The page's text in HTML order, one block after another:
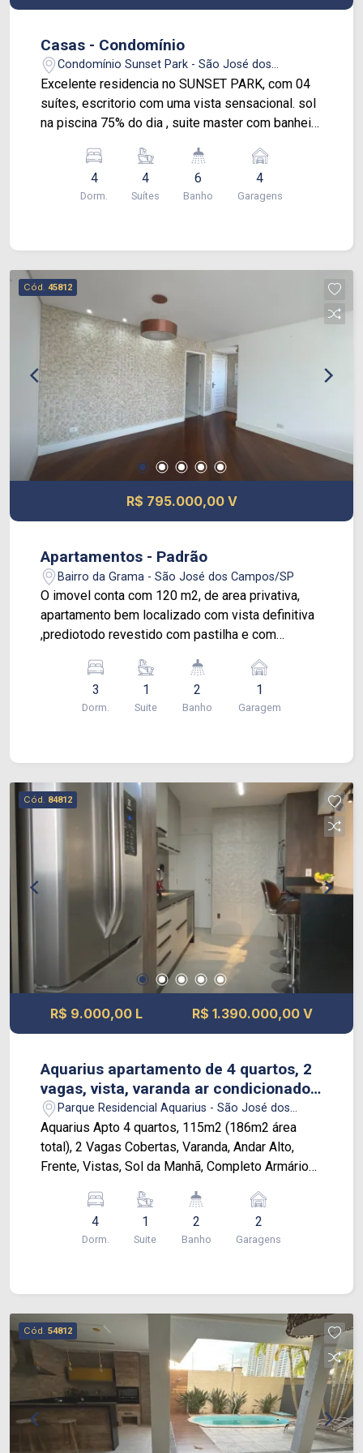
academias, feira livre, escolas e diversos
serviços, facilitando o dia a dia e proporcionando
excelente qualidade de vida. Uma oportunidade
única para quem deseja morar com conforto,
segurança e em uma localização privilegiada.
Casas - Condomínio
Condomínio Sunset Park - São José dos
Campos/SP
Excelente residencia no SUNSET PARK, com 04
suítes, escritorio com uma vista sensacional. sol
na piscina 75% do dia , suite master com banheira
sala com lareira, e roupeiro no corredor dos
quartos. Todos os dormitorios com armarios
embutido.
4
Dorm.
4
Suítes
6
Banho
4
Garagens
Cód. 45812
R$ 795.000,00 V
Apartamentos - Padrão
Bairro da Grama - São José dos Campos/SP
O imovel conta com 120 m2, de area privativa,
apartamento bem localizado com vista definitiva
,prediotodo revestido com pastilha e com
suite) com armarios 03 banheiros 01 vaga de
garagem 01 sala espacosa 01 cozinha com
armarios, area de servico com comodo para
3
Dorm.
1
Suite
2
Banho
1
Garagem
Cód. 84812
R$ 9.000,00 L R$ 1.390.000,00 V
Aquarius apartamento de 4 quartos, 2
vagas, vista, varanda ar condicionado,
andar alto.
Parque Residencial Aquarius - São José dos
Campos/SP
Aquarius Apto 4 quartos, 115m2 (186m2 área
total), 2 Vagas Cobertas, Varanda, Andar Alto,
Frente, Vistas, Sol da Manhã, Completo Armários
Ar Condicionado nos 4 Quartos, Duplo Home
Office, Hobby Box, COMPLETÃO, MODERNO,
Entrar e Morar. Condomínio: Portaria 24hs
4
Dorm.
1
Suite
2
Banho
2
Garagens
Cód. 54812